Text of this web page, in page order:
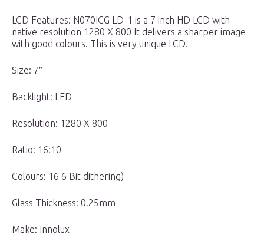
LCD Features: N070ICG LD-1 is a 7 inch HD LCD with
native resolution 1280 X 800 It delivers a sharper image
with good colours. This is very unique LCD.
Size: 7″
Backlight: LED
Resolution: 1280 X 800
Ratio: 16:10
Colours: 16 6 Bit dithering)
Glass Thickness: 0.25mm
Make: Innolux